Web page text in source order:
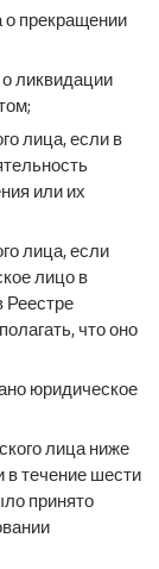
прекращении
ликвидации
лица, если в
или их
лица, если
лицо в
Реестре
что оно
юридическое
лица ниже
в течение шести
принято